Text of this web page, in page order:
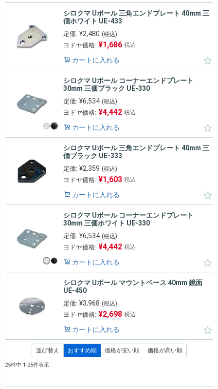
シロクマ Uポール 三角エンドプレート 40mm 三
価ホワイト UE-433
定価: ¥2,480 (税込)
ヨドヤ価格: ¥1,686 税込
カートに入れる
シロクマ Uポール コーナーエンドプレート
30mm 三価ブラック UE-330
定価: ¥6,534 (税込)
ヨドヤ価格: ¥4,442 税込
カートに入れる
シロクマ Uポール 三角エンドプレート 40mm 三
価ブラック UE-333
定価: ¥2,359 (税込)
ヨドヤ価格: ¥1,603 税込
カートに入れる
シロクマ Uポール コーナーエンドプレート
30mm 三価ホワイト UE-330
定価: ¥6,534 (税込)
ヨドヤ価格: ¥4,442 税込
カートに入れる
シロクマ Uポール マウントベース 40mm 鏡面
UE-450
定価: ¥3,968 (税込)
ヨドヤ価格: ¥2,698 税込
カートに入れる
並び替え おすすめ順 価格が安い順 価格が高い順
25件中 1-25件表示